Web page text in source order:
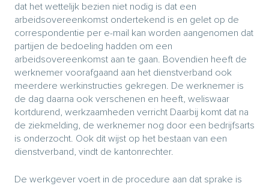
dat het wettelijk bezien niet nodig is dat een
arbeidsovereenkomst ondertekend is en gelet op de
correspondentie per e-mail kan worden aangenomen dat
partijen de bedoeling hadden om een
arbeidsovereenkomst aan te gaan. Bovendien heeft de
werknemer voorafgaand aan het dienstverband ook
meerdere werkinstructies gekregen. De werknemer is
de dag daarna ook verschenen en heeft, weliswaar
kortdurend, werkzaamheden verricht Daarbij komt dat na
de ziekmelding, de werknemer nog door een bedrijfsarts
is onderzocht. Ook dit wijst op het bestaan van een
dienstverband, vindt de kantonrechter.
De werkgever voert in de procedure aan dat sprake is